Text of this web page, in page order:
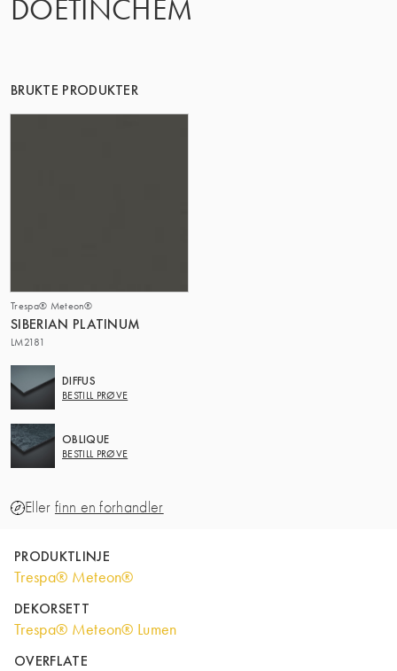
DOETINCHEM
BRUKTE PRODUKTER
Trespa® Meteon®
SIBERIAN PLATINUM
LM2181
DIFFUS
BESTILL PRØVE
OBLIQUE
BESTILL PRØVE
Eller finn en forhandler
PRODUKTLINJE
Trespa® Meteon®
DEKORSETT
Trespa® Meteon® Lumen
OVERFLATE